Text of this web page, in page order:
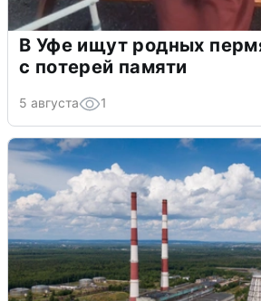
В Уфе ищут родных
с потерей памяти
5 августа 1